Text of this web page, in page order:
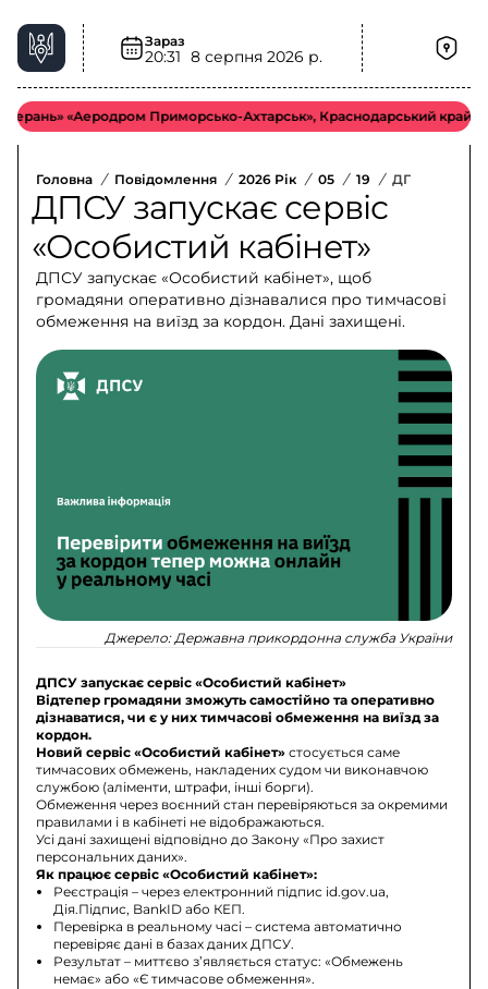
Зараз
20:31 8 серпня 2026 р.
«Аеродром Приморсько-Ахтарськ», Краснодарський край.
Головна / Повідомлення / 2026 Рік / 05 / 19 / ДПСУ
ДПСУ запускає сервіс
«Особистий кабінет»
ДПСУ запускає «Особистий кабінет», щоб
громадяни оперативно дізнавалися про тимчасові
обмеження на виїзд за кордон. Дані захищені.
Джерело:Державна прикордонна служба України
ДПСУ запускає сервіс «Особистий кабінет»
Відтепер громадяни зможуть самостійно та оперативно
дізнаватися, чи є у них тимчасові обмеження на виїзд за
кордон.
Новий сервіс «Особистий кабінет» стосується саме
тимчасових обмежень, накладених судом чи виконавчою
службою (аліменти, штрафи, інші борги).
Обмеження через воєнний стан перевіряються за окремими
правилами і в кабінеті не відображаються.
Усі дані захищені відповідно до Закону «Про захист
персональних даних».
Як працює сервіс «Особистий кабінет»:
Реєстрація – через електронний підпис id.gov.ua,
Дія.Підпис, BankID або КЕП.
Перевірка в реальному часі – система автоматично
перевіряє дані в базах даних ДПСУ.
Результат – миттєво з’являється статус: «Обмежень
немає» або «Є тимчасове обмеження».